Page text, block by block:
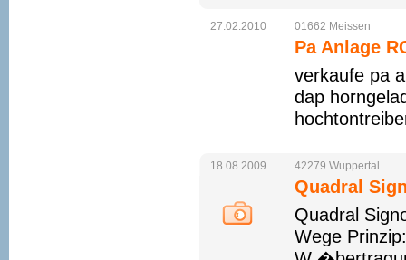
27.02.2010 01662 Meissen
Pa Anlage
verkaufe pa
dap
18.08.2009 42279 Wuppertal
Quadral
Quadral
Wege